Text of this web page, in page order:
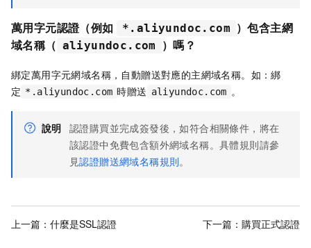
萬用字元認證（例如 *.aliyundoc.com ）包含主網
域名稱（ aliyundoc.com ）嗎？
綁定萬用字元網域名稱，自動贈送對應的主網域名稱。如：綁
定 *.aliyundoc.com 時贈送 aliyundoc.com 。
說明 認證購買並完成簽發後，如符合相關條件，將在
該認證中免費包含額外網域名稱。具體規則請參
見認證贈送網域名稱規則。
上一篇： 什麼是SSL認證 下一篇： 購買正式認證